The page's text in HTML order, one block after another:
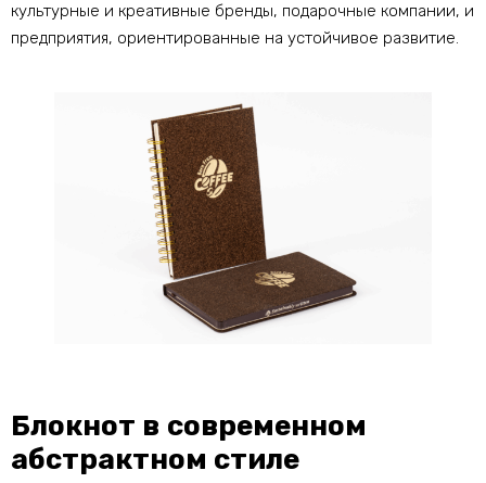
культурные и креативные бренды, подарочные компании, и
предприятия, ориентированные на устойчивое развитие.
Блокнот в современном
абстрактном стиле